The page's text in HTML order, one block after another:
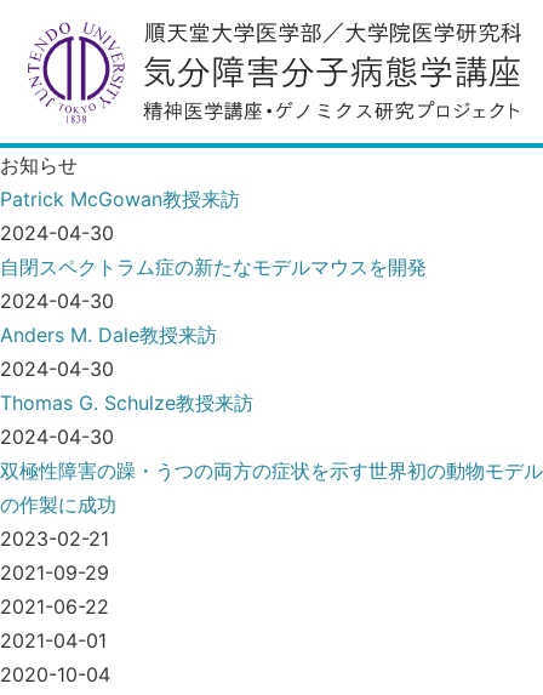
お知らせ
Patrick McGowan教授来訪
2024-04-30
自閉スペクトラム症の新たなモデルマウスを開発
2024-04-30
Anders M. Dale教授来訪
2024-04-30
Thomas G. Schulze教授来訪
2024-04-30
双極性障害の躁・うつの両方の症状を示す世界初の動物モデル
の作製に成功
2023-02-21
2021-09-29
2021-06-22
2021-04-01
2020-10-04